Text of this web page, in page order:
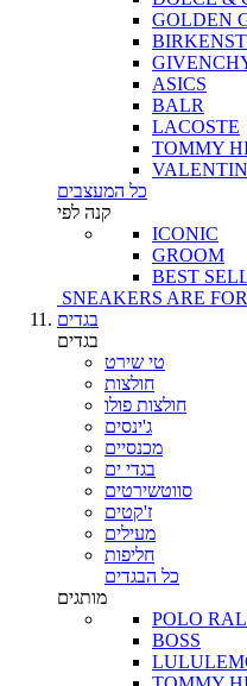
GOLDEN
ASICS
BALR
LACOSTE
TOMMY
כל המעצבים
קנה לפי
ICONIC
GROOM
BEST
SNEAKERS ARE
בגדים
בגדים
טי שירט
חולצות
חולצות פולו
ג'ינסים
מכנסיים
בגדי ים
סווטשירטים
ז'קטים
מעילים
חליפות
כל הבגדים
מותגים
POLO
BOSS